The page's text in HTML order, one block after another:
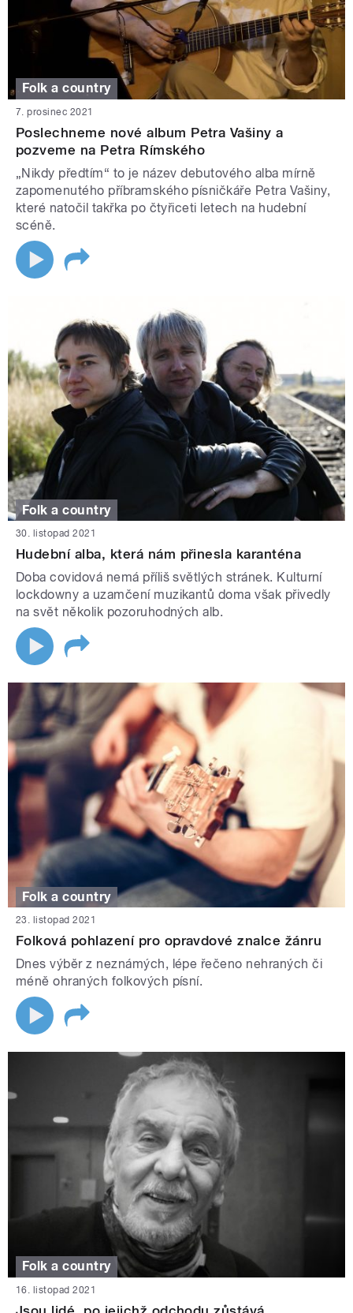
Folk a country
7. prosinec 2021
Poslechneme nové album Petra Vašiny a
pozveme na Petra Rímského
„Nikdy předtím“ to je název debutového alba mírně
zapomenutého příbramského písničkáře Petra Vašiny,
které natočil takřka po čtyřiceti letech na hudební
scéně.
Folk a country
30. listopad 2021
Hudební alba, která nám přinesla karanténa
Doba covidová nemá příliš světlých stránek. Kulturní
lockdowny a uzamčení muzikantů doma však přivedly
na svět několik pozoruhodných alb.
Folk a country
23. listopad 2021
Folková pohlazení pro opravdové znalce žánru
Dnes výběr z neznámých, lépe řečeno nehraných či
méně ohraných folkových písní.
Folk a country
16. listopad 2021